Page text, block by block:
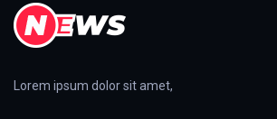
Lorem ipsum dolor sit amet,